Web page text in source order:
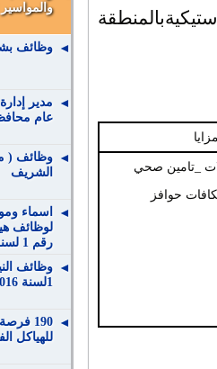
بالمنطقة
_تامين صحي
حوافز
والمواسير
وظائف
مدير
عام
وظائف (
الشريف
اسماء
لوظائف
رقم 1 لسنة 2016
وظائف
1لسنة 2016
190
للهياكل